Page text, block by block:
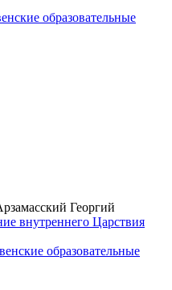
образовательные
Георгий
внутреннего Царствия
образовательные